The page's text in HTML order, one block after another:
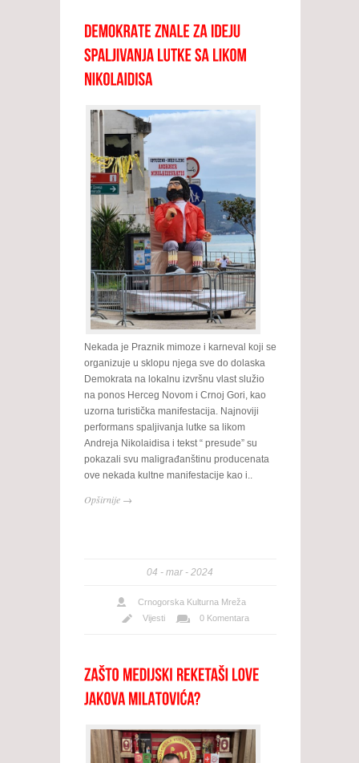
Nekada je Praznik mimoze i karneval koji se
organizuje u sklopu njega sve do dolaska
Demokrata na lokalnu izvršnu vlast služio
na ponos Herceg Novom i Crnoj Gori, kao
uzorna turistička manifestacija. Najnoviji
performans spaljivanja lutke sa likom
Andreja Nikolaidisa i tekst “ presude” su
pokazali svu maligrađanštinu producenata
ove nekada kultne manifestacije kao i..
Opširnije →
04 mar 2024
Crnogorska Kulturna Mreža
Vijesti
0 Komentara